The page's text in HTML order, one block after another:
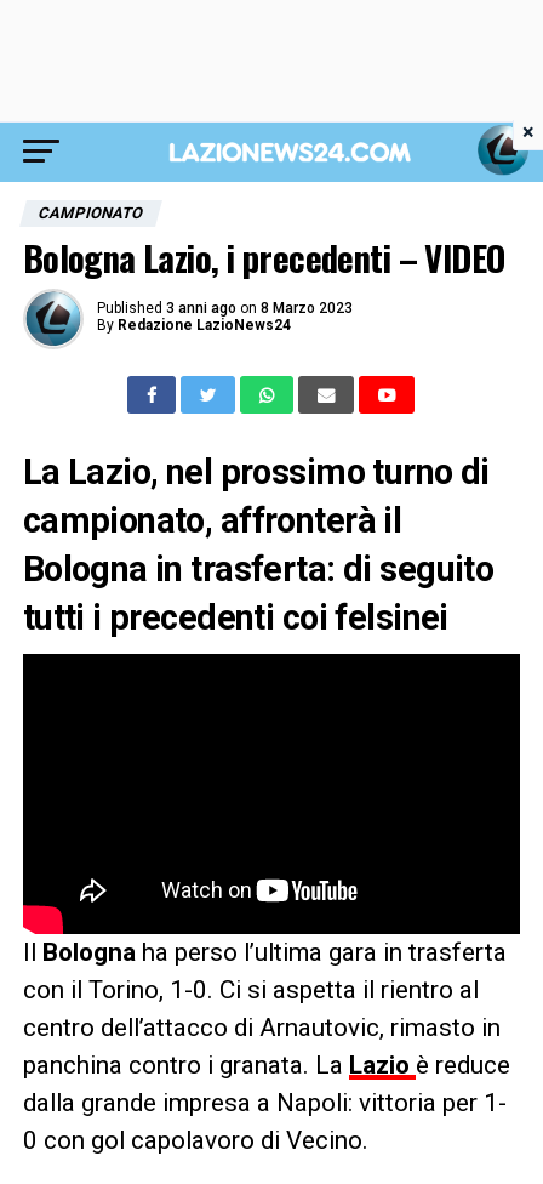
CAMPIONATO
Bologna Lazio, i precedenti – VIDEO
Published 3 anni ago on 8 Marzo 2023
By Redazione LazioNews24
La Lazio, nel prossimo turno di
campionato, affronterà il
Bologna in trasferta: di seguito
tutti i precedenti coi felsinei
Il Bologna ha perso l’ultima gara in trasferta
con il Torino, 1-0. Ci si aspetta il rientro al
centro dell’attacco di Arnautovic, rimasto in
panchina contro i granata. La Lazio è reduce
dalla grande impresa a Napoli: vittoria per 1-
0 con gol capolavoro di Vecino.
×